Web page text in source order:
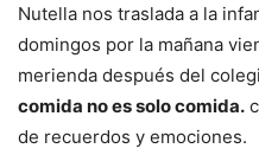
Nutella nos traslada a la
domingos por la mañana
merienda después del
comida no es solo comida.
de recuerdos y emociones.